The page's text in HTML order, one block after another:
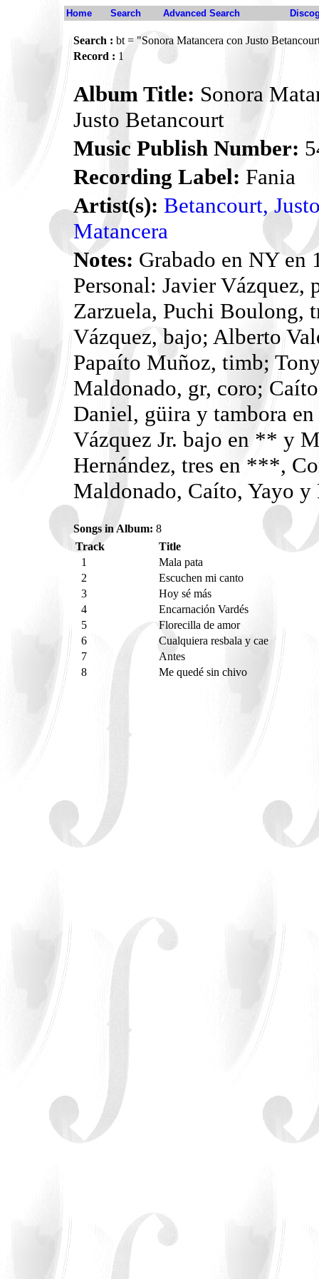
Home Search Advanced Search
Search : bt = "Sonora Matancera con Justo
Record : 1
Album Title: Sonora
Justo Betancourt
Music Publish Number:
Recording Label: Fania
Artist(s): Betancourt,
Matancera
Notes: Grabado en NY en
Personal: Javier Vázquez,
Zarzuela, Puchi Boulong,
Vázquez, bajo; Alberto
Papaíto Muñoz, timb;
Maldonado, gr, coro;
Daniel, güira y tambora
Vázquez Jr. bajo en ** y
Hernández, tres en ***,
Maldonado, Caíto, Yayo y
Songs in Album: 8
Track
Title
1
Mala pata
2
Escuchen mi canto
3
Hoy sé más
4
Encarnación Vardés
5
Florecilla de amor
6
Cualquiera resbala y cae
7
Antes
8
Me quedé sin chivo